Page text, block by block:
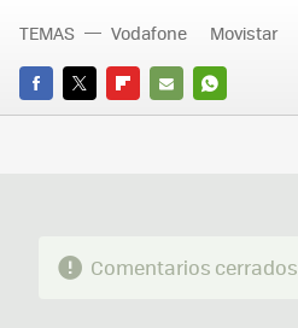
FACEBOOK
TWITTERFLIPBOARD
E-
WHATSAPP
TEMAS Vodafone Movistar
Comentarios cerrados